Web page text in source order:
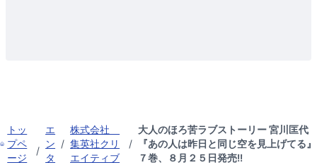
トッ
プペ
ージ
/
エ
ン
タ
/
株式会社
集英社クリ
エイティブ
/
大人のほろ苦ラブストーリー 宮川匡代
『あの人は昨日と同じ空を見上げてる』
７巻、８月２５日発売!!